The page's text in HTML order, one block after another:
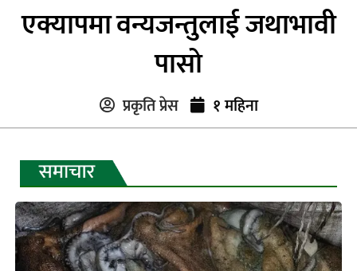
एक्यापमा वन्यजन्तुलाई जथाभावी
पासो
प्रकृति प्रेस १ महिना